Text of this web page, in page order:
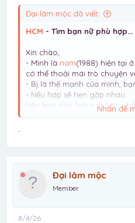
Đại lâm mộc đã viết:
HCM - Tìm bạn nữ phù hợp...
Xin chào,
- Mình là nam(1988) hiện tại
có thể thoải mái trò chuyện
- Bj là thế mạnh của mình,
- Nếu hợp sẽ hẹn gặp nhau.
Nếu bạn nào hứng thú thì
Lưu ý: mình chỉ tìm NỮ, giới
Nhấn để
.
Đại lâm mộc
Member
8/4/26